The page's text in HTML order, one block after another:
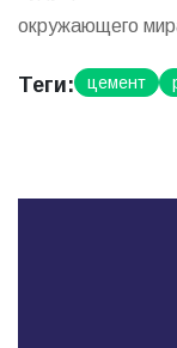
окружающего
Теги: цемент